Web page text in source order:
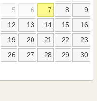
5 6 7 8
9
12 13 14 15
16
19 20 21 22
23
26 27 28 29
30